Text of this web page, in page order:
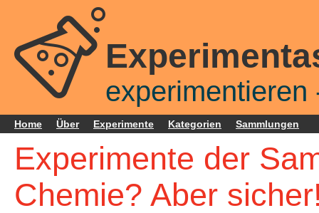
experimentieren
Home Über Experimente Kategorien Sammlungen
Experimente der
Chemie? Aber